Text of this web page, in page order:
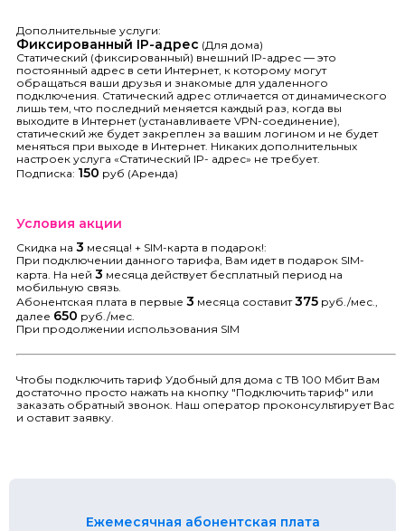
Дополнительные услуги:
Фиксированный IP-адрес (Для дома)
Статический (фиксированный) внешний IP-адрес — это
постоянный адрес в сети Интернет, к которому могут
обращаться ваши друзья и знакомые для удаленного
подключения. Статический адрес отличается от динамического
лишь тем, что последний меняется каждый раз, когда вы
выходите в Интернет (устанавливаете VPN-соединение),
статический же будет закреплен за вашим логином и не будет
меняться при выходе в Интернет. Никаких дополнительных
настроек услуга «Статический IP- адрес» не требует.
Подписка: 150 руб (Аренда)
Условия акции
Скидка на 3 месяца! + SIM-карта в подарок!:
При подключении данного тарифа, Вам идет в подарок SIM-
карта. На ней 3 месяца действует бесплатный период на
мобильную связь.
Абонентская плата в первые 3 месяца составит375 руб./мес.,
далее 650 руб./мес.
При продолжении использования SIM
Чтобы подключить тариф Удобный для дома с ТВ 100 Мбит Вам
достаточно просто нажать на кнопку "Подключить тариф" или
заказать обратный звонок. Наш оператор проконсультирует Вас
и оставит заявку.
Ежемесячная абонентская плата